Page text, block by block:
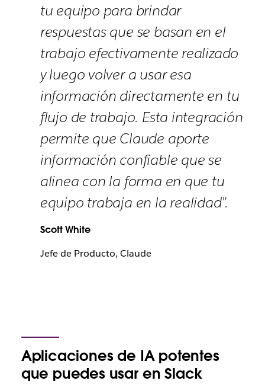
tu equipo para brindar
respuestas que se basan en el
trabajo efectivamente realizado
y luego volver a usar esa
información directamente en tu
flujo de trabajo. Esta integración
permite que Claude aporte
información confiable que se
alinea con la forma en que tu
equipo trabaja en la realidad”.
Scott White
Jefe de Producto, Claude
Aplicaciones de IA potentes
que puedes usar en Slack